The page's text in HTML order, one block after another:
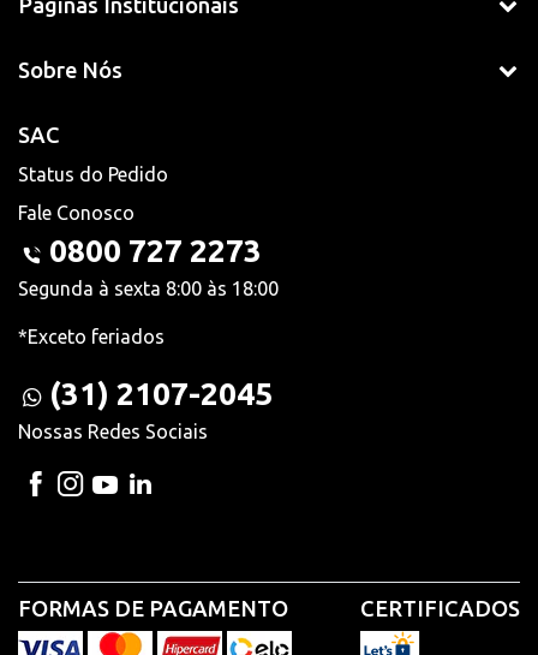
Sobre Nós
SAC
Status do Pedido
Fale Conosco
0800 727 2273
Segunda à sexta 8:00 às 18:00
*Exceto feriados
(31) 2107-2045
Nossas Redes Sociais
FORMAS DE PAGAMENTO CERTIFICADOS